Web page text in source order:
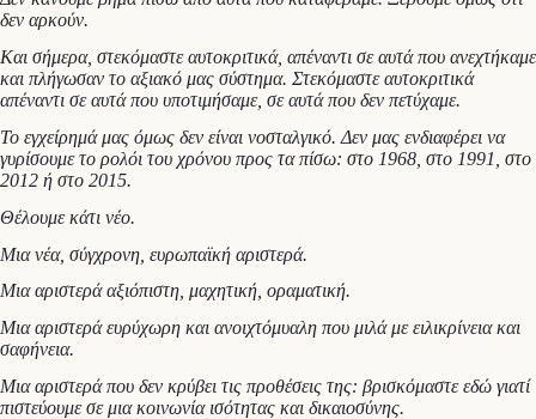
δεν αρκούν.
Και σήμερα, στεκόμαστε αυτοκριτικά, απέναντι σε αυτά που ανεχτήκαμε
και πλήγωσαν το αξιακό μας σύστημα. Στεκόμαστε αυτοκριτικά
απέναντι σε αυτά που υποτιμήσαμε, σε αυτά που δεν πετύχαμε.
Το εγχείρημά μας όμως δεν είναι νοσταλγικό. Δεν μας ενδιαφέρει να
γυρίσουμε το ρολόι του χρόνου προς τα πίσω: στο 1968, στο 1991, στο
2012 ή στο 2015.
Θέλουμε κάτι νέο.
Μια νέα, σύγχρονη, ευρωπαϊκή αριστερά.
Μια αριστερά αξιόπιστη, μαχητική, οραματική.
Μια αριστερά ευρύχωρη και ανοιχτόμυαλη που μιλά με ειλικρίνεια και
σαφήνεια.
Μια αριστερά που δεν κρύβει τις προθέσεις της: βρισκόμαστε εδώ γιατί
πιστεύουμε σε μια κοινωνία ισότητας και δικαιοσύνης.